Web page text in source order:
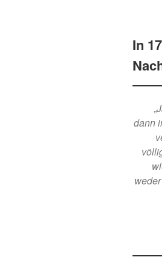
In
„
dann